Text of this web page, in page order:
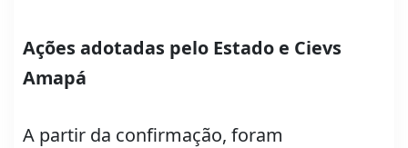
Ações adotadas pelo Estado e Cievs
Amapá
A partir da confirmação, foram